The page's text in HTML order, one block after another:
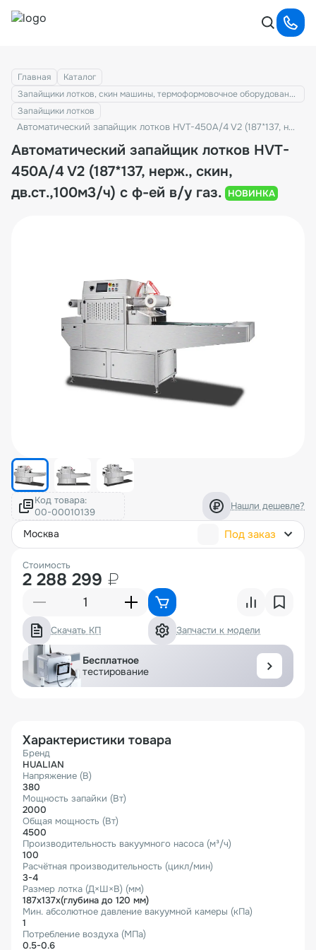
Главная Каталог
Запайщики лотков, скин машины, термоформовочное оборудование
Запайщики лотков
Автоматический запайщик лотков HVT-450A/4 V2 (187*137, нерж., скин, дв.ст.,100м3/ч) с ф-ей в/у газ.
Автоматический запайщик лотков HVT-
450A/4 V2 (187*137, нерж., скин,
дв.ст.,100м3/ч) с ф-ей в/у газ. НОВИНКА
Код товара: Нашли дешевле?
москва Под заказ
Стоимость
2 288 299 ₽
Скачать КП Запчасти к модели
Бесплатное
тестирование
Характеристики товара
Бренд
HUALIAN
Напряжение (В)
380
Мощность запайки (Вт)
2000
Общая мощность (Вт)
4500
Производительность вакуумного насоса (м³/ч)
100
Расчётная производительность (цикл/мин)
3-4
Размер лотка (Д×Ш×В) (мм)
187x137x(глубина до 120 мм)
Мин. абсолютное давление вакуумной камеры (кПа)
1
Потребление воздуха (МПа)
0.5-0.6